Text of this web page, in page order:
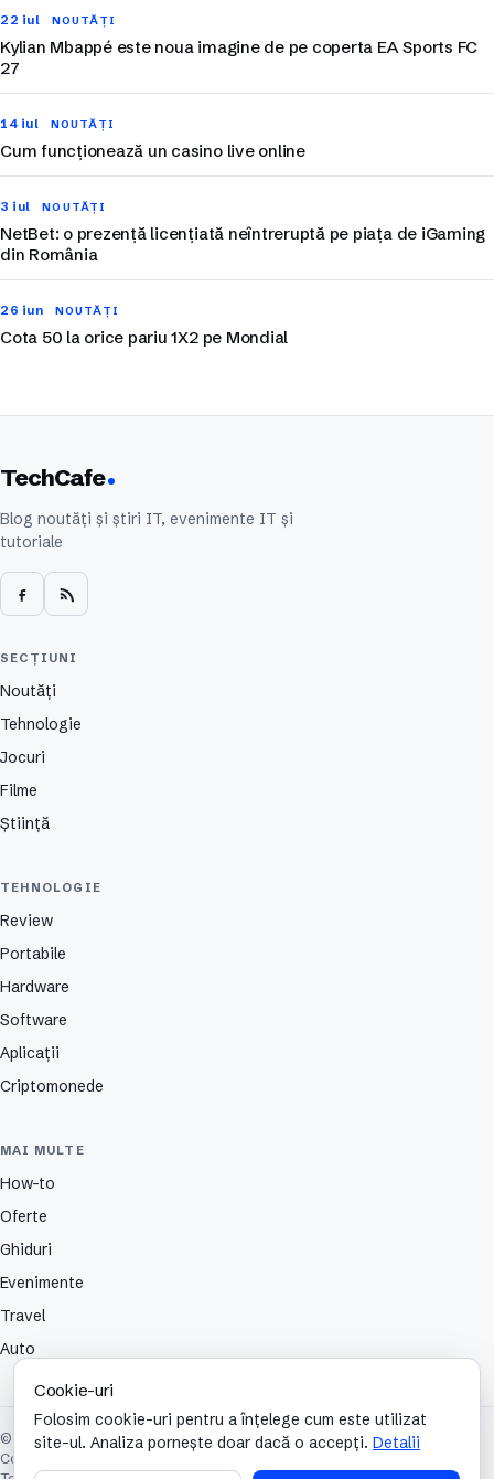
22 iul NOUTĂȚI
Kylian Mbappé este noua imagine de pe coperta EA Sports FC
27
14 iul NOUTĂȚI
Cum funcționează un casino live online
3 iul NOUTĂȚI
NetBet: o prezență licențiată neîntreruptă pe piața de iGaming
din România
26 iun NOUTĂȚI
Cota 50 la orice pariu 1X2 pe Mondial
TechCafe
Blog noutăți și știri IT, evenimente IT și
tutoriale
SECȚIUNI
Noutăți
Tehnologie
Jocuri
Filme
Știință
TEHNOLOGIE
Review
Portabile
Hardware
Software
Aplicații
Criptomonede
MAI MULTE
How-to
Oferte
Ghiduri
Evenimente
Travel
Auto
© 2026 TechCafe. Toate drepturile rezervate.
Contact
Cookie-uri
Folosim cookie-uri pentru a înțelege cum este utilizat
site-ul. Analiza pornește doar dacă o accepți. Detalii